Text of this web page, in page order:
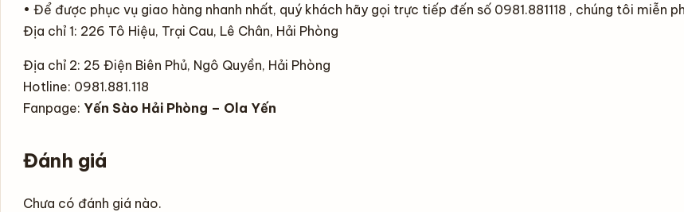
• Để được phục vụ giao hàng nhanh nhất, quý khách hãy gọi trực tiếp đến số 0981.881118 , chúng tôi miễn
Địa chỉ 1: 226 Tô Hiệu, Trại Cau, Lê Chân, Hải Phòng
Địa chỉ 2: 25 Điện Biên Phủ, Ngô Quyền, Hải Phòng
Hotline: 0981.881.118
Fanpage: Yến Sào Hải Phòng – Ola Yến
Đánh giá
Chưa có đánh giá nào.